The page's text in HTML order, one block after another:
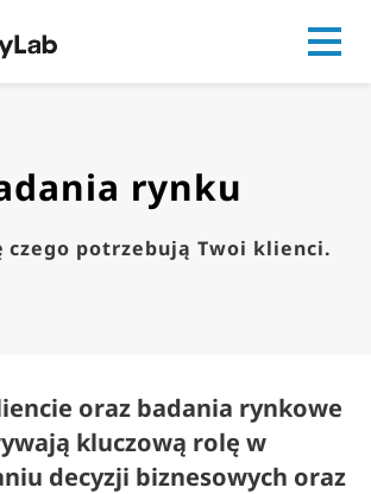
rynku
czego potrzebują Twoi klienci.
oraz badania rynkowe
kluczową rolę w
decyzji biznesowych oraz